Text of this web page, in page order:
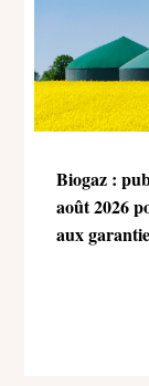
Biogaz :
août 2026
aux